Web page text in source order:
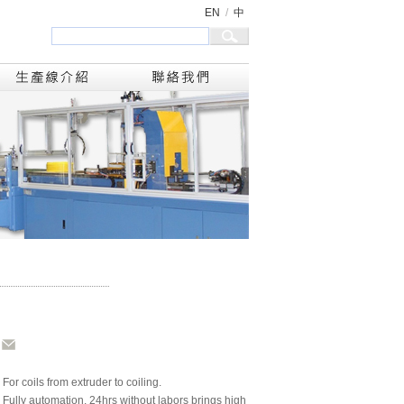
EN / 中
For coils from extruder to coiling.
Fully automation, 24hrs without labors brings high